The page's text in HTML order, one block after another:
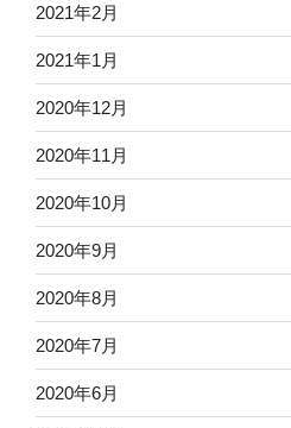
2021年2月
2021年1月
2020年12月
2020年11月
2020年10月
2020年9月
2020年8月
2020年7月
2020年6月